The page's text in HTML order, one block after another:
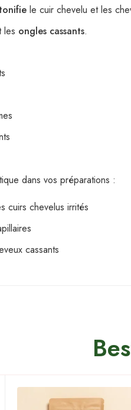
le cuir chevelu et les
les ongles cassants.
dans vos préparations :
cuirs chevelus irrités
cassants